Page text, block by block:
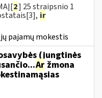
2] 25 straipsnio 1
ir
pajamų mokestis
(jungtinės
Ar žmona